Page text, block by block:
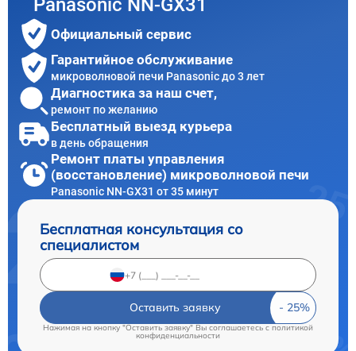
Panasonic NN-GX31
Официальный сервис
Гарантийное обслуживание
микроволновой печи Panasonic до 3 лет
Диагностика за наш счет,
ремонт по желанию
Бесплатный выезд курьера
в день обращения
Ремонт платы управления
(восстановление) микроволновой печи
Panasonic NN-GX31 от 35 минут
Бесплатная консультация со
специалистом
Оставить заявку
Нажимая на кнопку "Оставить заявку" Вы соглашаетесь cполитикой
конфиденциальности